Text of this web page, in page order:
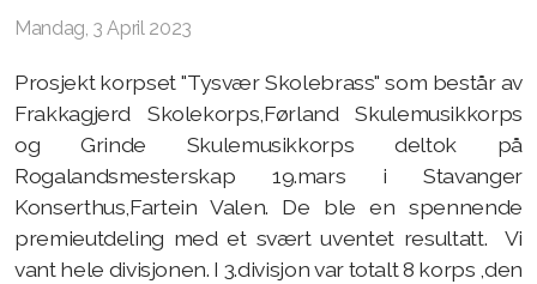
Mandag, 3 April 2023
Prosjekt korpset "Tysvær Skolebrass" som består av
Frakkagjerd Skolekorps,Førland Skulemusikkorps
og Grinde Skulemusikkorps deltok på
Rogalandsmesterskap 19.mars i Stavanger
Konserthus,Fartein Valen. De ble en spennende
premieutdeling med et svært uventet resultatt. Vi
vant hele divisjonen. I 3.divisjon var totalt 8 korps ,den